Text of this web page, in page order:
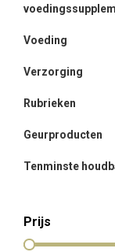
Voeding
Verzorging
Rubrieken
Geurproducten
Tenminste
Prijs